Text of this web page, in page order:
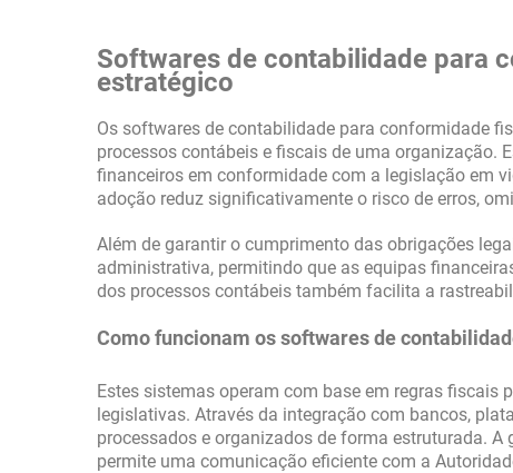
Softwares de contabilidade para
estratégico
Os softwares de contabilidade para conformidade
processos contábeis e fiscais de uma organização.
financeiros em conformidade com a legislação em
adoção reduz significativamente o risco de erros,
Além de garantir o cumprimento das obrigações
administrativa, permitindo que as equipas
dos processos contábeis também facilita a
Como funcionam os softwares de
Estes sistemas operam com base em regras
legislativas. Através da integração com bancos,
processados e organizados de forma estruturada.
permite uma comunicação eficiente com a